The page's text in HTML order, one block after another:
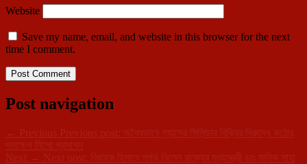
Website
Save my name, email, and website in this browser for the next
time I comment.
Post navigation
← Previous Previous post:
অবৈধভাবে গ্যাসের সিলিন্ডার বিক্রির বিরুদ্ধে কঠোর
পদক্ষেপ নিলো প্রসাশন
Next → Next post: বিধায়ক হিসাবে শপথ নিলেন রাজ্যের মুখ্যমন্ত্রী ডাঃ মানিক সাহা